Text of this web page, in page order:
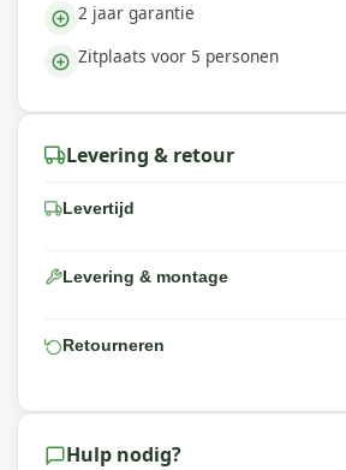
2 jaar garantie
Zitplaats voor 5 personen
Levering & retour
Levertijd
Levering & montage
Retourneren
Hulp nodig?